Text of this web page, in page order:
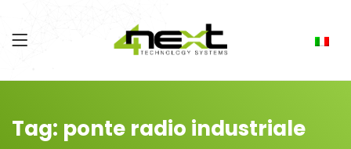
Tag: ponte radio industriale